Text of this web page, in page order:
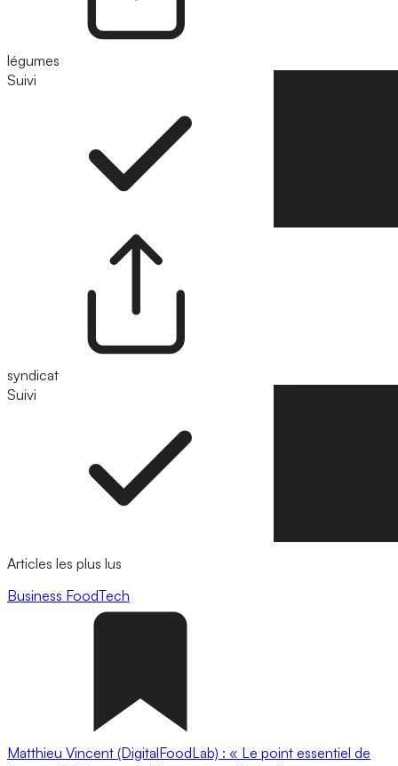
légumes
Suivi
syndicat
Suivi
Articles les plus lus
Business FoodTech
Matthieu Vincent (DigitalFoodLab) : « Le point essentiel de